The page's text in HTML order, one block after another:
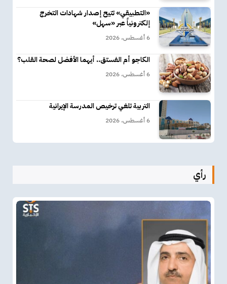
«التطبيقي» تتيح إصدار شهادات التخرج
إلكترونياً عبر «سهل»
6 أغسطس، 2026
الكاجو أم الفستق.. أيهما الأفضل لصحة القلب؟
6 أغسطس، 2026
التربية تلغي ترخيص المدرسة الإيرانية
6 أغسطس، 2026
رأي